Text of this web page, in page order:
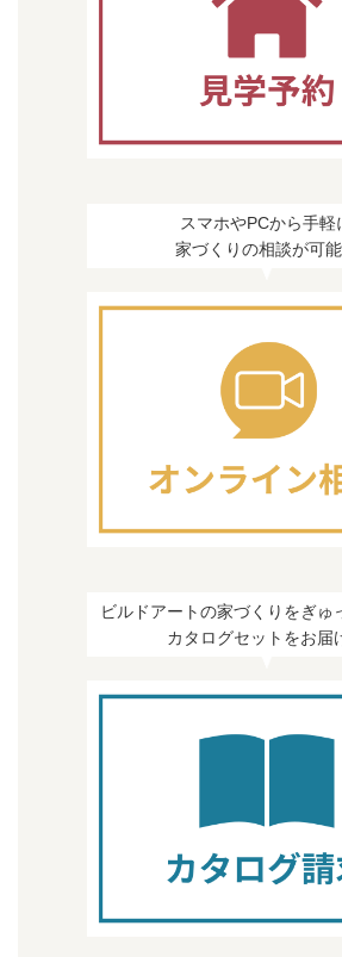
スマホやPCから手軽
家づくりの相談が可能
ビルドアートの家づくりをぎゅ
カタログセットをお届